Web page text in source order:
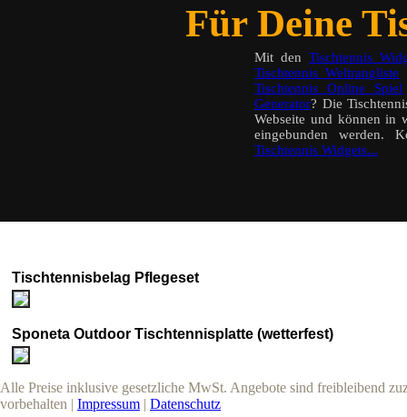
Für Deine
Mit den Tischtennis
Tischtennis Weltrangliste
Tischtennis Online Spiel
Generator? Die
Webseite und können in
eingebunden werden.
Tischtennis Widgets...
Tischtennisbelag Pflegeset
Sponeta Outdoor Tischtennisplatte (wetterfest)
Alle Preise inklusive gesetzliche MwSt. Angebote sind freibleibend
vorbehalten | Impressum | Datenschutz